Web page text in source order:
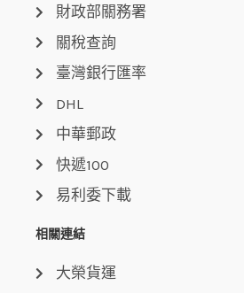
財政部關務署
關稅查詢
臺灣銀行匯率
DHL
中華郵政
快遞100
易利委下載
相關連結
大榮貨運